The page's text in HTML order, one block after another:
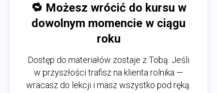
🔁 Możesz wrócić do kursu w
dowolnym momencie w ciągu
roku
Dostęp do materiałów zostaje z Tobą. Jeśli
w przyszłości trafisz na klienta rolnika —
wracasz do lekcji i masz wszystko pod ręką.